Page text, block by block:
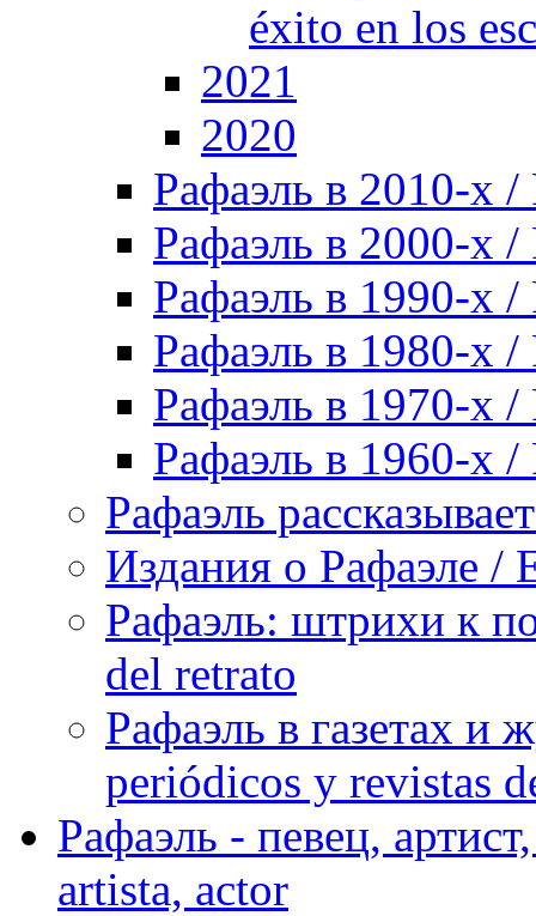
éxito en los
2021
2020
Рафаэль в 2010-х /
Рафаэль в 2000-х /
Рафаэль в 1990-х /
Рафаэль в 1980-х /
Рафаэль в 1970-х /
Рафаэль в 1960-х /
Рафаэль
Издания о Рафаэле /
Рафаэль: штрихи к
del retrato
Рафаэль в газетах и
periódicos y revistas
Рафаэль - певец,
artista, actor